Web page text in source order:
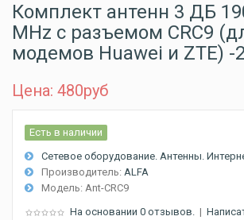
Комплект антенн 3 ДБ
MHz с разъемом CRC9
модемов Huawei и ZTE) -
Цена: 480руб
Есть в наличии
Сетевое оборудование. Антенны.
Производитель: ALFA
Модель: Ant-CRC9
На основании 0 отзывов. |